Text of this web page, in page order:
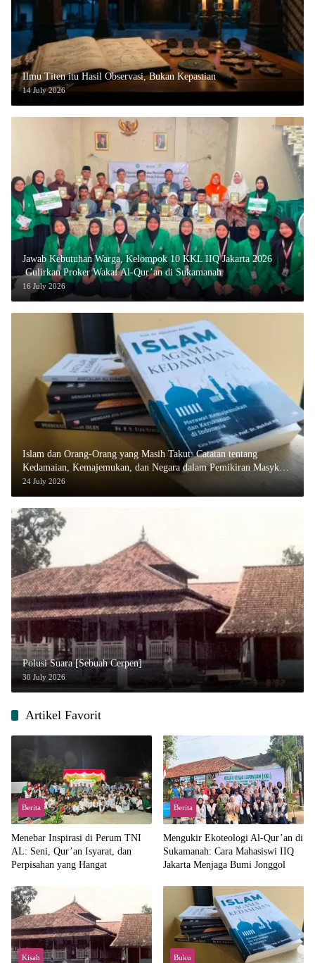
Ilmu Titen itu Hasil Observasi, Bukan Kepastian
14 July 2026
Jawab Kebutuhan Warga, Kelompok 10 KKL IIQ Jakarta 2026
Gulirkan Proker Wakaf Al-Qur’an di Sukamanah
16 July 2026
Islam dan Orang-Orang yang Masih Takut: Catatan tentang
Kedamaian, Kemajemukan, dan Negara dalam Pemikiran Masykuri
Abdillah
24 July 2026
Polusi Suara [Sebuah Cerpen]
30 July 2026
Artikel Favorit
Berita
Menebar Inspirasi di Perum TNI
AL: Seni, Qur’an Isyarat, dan
Perpisahan yang Hangat
Berita
Mengukir Ekoteologi Al-Qur’an di
Sukamanah: Cara Mahasiswi IIQ
Jakarta Menjaga Bumi Jonggol
Kisah Buku